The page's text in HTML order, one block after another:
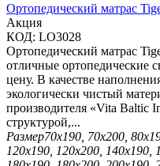
Ортопедический матрас
Aкция
КОД: LO3028
Ортопедический матрас
отличные ортопедические
цену. В качестве
экологически чистый
производителя «Vita Baltic
структурой,...
Размер70х190, 70х200,
120х190, 120х200, 140х190,